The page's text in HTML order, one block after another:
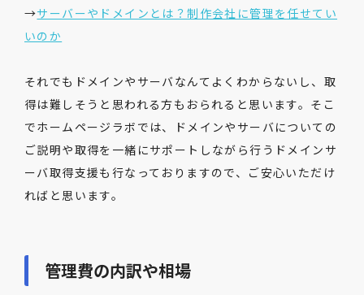
→サーバーやドメインとは？制作会社に管理を任せてい
いのか
それでもドメインやサーバなんてよくわからないし、取
得は難しそうと思われる方もおられると思います。そこ
でホームページラボでは、ドメインやサーバについての
ご説明や取得を一緒にサポートしながら行うドメインサ
ーバ取得支援も行なっておりますので、ご安心いただけ
ればと思います。
管理費の内訳や相場